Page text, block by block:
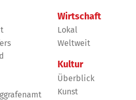
Wirtschaft
Lokal
Weltweit
Kultur
Überblick
Kunst